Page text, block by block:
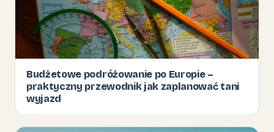
Budżetowe podróżowanie po Europie –
praktyczny przewodnik jak zaplanować tani
wyjazd